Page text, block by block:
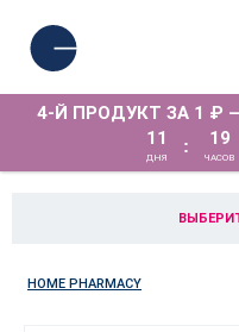
4-Й ПРОДУКТ ЗА 1 ₽ —
11
ДНЯ
: 19
ЧАСОВ
HOME PHARMACY